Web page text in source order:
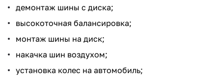
демонтаж шины с диска;
высокоточная балансировка;
монтаж шины на диск;
накачка шин воздухом;
установка колес на автомобиль;